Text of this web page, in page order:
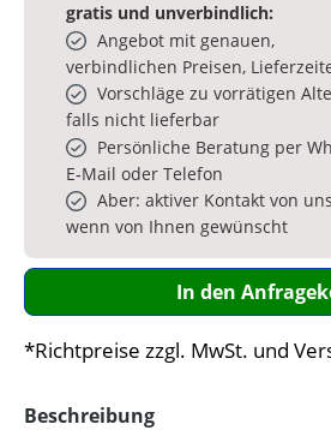
gratis und unverbindlich:
Angebot mit genauen,
verbindlichen Preisen,
Vorschläge zu vorrätigen
falls nicht lieferbar
Persönliche Beratung per
E‑Mail oder Telefon
Aber: aktiver Kontakt von
wenn von Ihnen gewünscht
In den
*Richtpreise zzgl. MwSt. und
Beschreibung